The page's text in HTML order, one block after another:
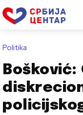
Politika